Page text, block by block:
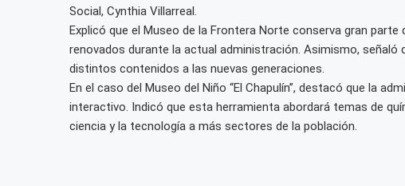
Social, Cynthia Villarreal.
Explicó que el Museo de la Frontera Norte conserva gran
renovados durante la actual administración. Asimismo,
distintos contenidos a las nuevas generaciones.
En el caso del Museo del Niño “El Chapulín”, destacó que la
interactivo. Indicó que esta herramienta abordará temas de
ciencia y la tecnología a más sectores de la población.